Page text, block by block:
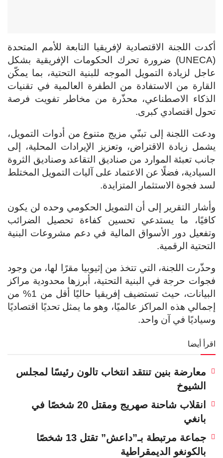
أكدت اللجنة الاقتصادية لإفريقيا التابعة للأمم المتحدة
(UNECA) ضرورة تحرك الحكومات الإفريقية بشكل
عاجل لزيادة التمويل الموجه للبنية التحتية، بما يمكّن
القارة من الاستفادة من الطفرة العالمية في تقنيات
الذكاء الاصطناعي، محذّرة من مخاطر تفويت فرصة
تحول اقتصادي كبرى.
ودعت اللجنة إلى تبنّي مزيج متنوع من أدوات التمويل،
يشمل زيادة الاقتراض، وتعزيز الإيرادات المحلية، إلى
جانب تعبئة الموارد من صناديق التقاعد وصناديق الثروة
السيادية، فضلًا عن الاعتماد على آليات التمويل المختلط
لسد فجوة الاستثمار المتزايدة.
وأشار التقرير إلى أن التمويل الحكومي وحده لن يكون
كافيًا، ما يستدعي تحسين كفاءة تحصيل الضرائب
وتفعيل دور الأسواق المالية في دعم مشروعات البنية
التحتية الرقمية.
وحذّرت اللجنة، التي تتخذ من إثيوبيا مقرًا لها، من وجود
فجوات حرجة في البنية التحتية، أبرزها محدودية مراكز
البيانات، حيث تستضيف إفريقيا حاليًا أقل من 1% من
إجمالي هذه المراكز عالميًا، وهو ما يمثل تحديًا اقتصاديًا
وسياديًا في آن واحد.
اقرأ أيضا
معارضة بنين تنتقد انتخاب تالون رئيسًا لمجلس
الشيوخ
انقلاب شاحنة صهريج ومقتل 20 شخصًا في
بانغي
جماعة مرتبطة بـ”داعش” تقتل 13 شخصًا
بالكونغو الديمقراطية